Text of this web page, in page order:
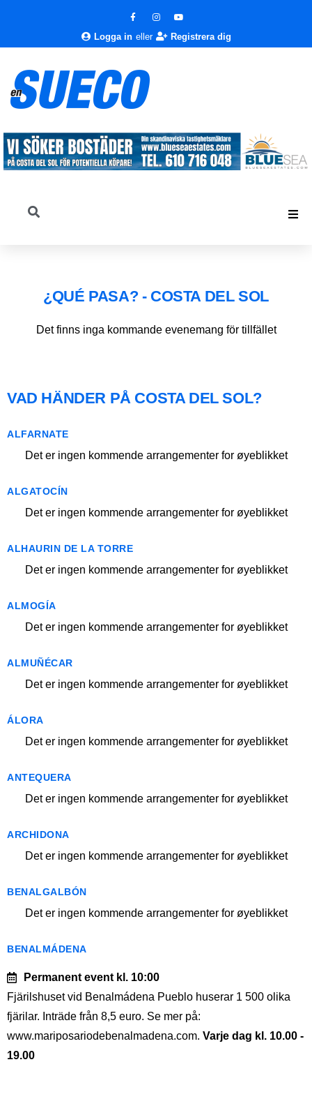
Logga in eller Registrera dig
¿QUÉ PASA? - COSTA DEL SOL
Det finns inga kommande evenemang för tillfället
VAD HÄNDER PÅ COSTA DEL SOL?
ALFARNATE
Det er ingen kommende arrangementer for øyeblikket
ALGATOCÍN
Det er ingen kommende arrangementer for øyeblikket
ALHAURIN DE LA TORRE
Det er ingen kommende arrangementer for øyeblikket
ALMOGÍA
Det er ingen kommende arrangementer for øyeblikket
ALMUÑÉCAR
Det er ingen kommende arrangementer for øyeblikket
ÁLORA
Det er ingen kommende arrangementer for øyeblikket
ANTEQUERA
Det er ingen kommende arrangementer for øyeblikket
ARCHIDONA
Det er ingen kommende arrangementer for øyeblikket
BENALGALBÓN
Det er ingen kommende arrangementer for øyeblikket
BENALMÁDENA
Permanent event kl. 10:00
Fjärilshuset vid Benalmádena Pueblo huserar 1 500 olika
fjärilar. Inträde från 8,5 euro. Se mer på:
www.mariposariodebenalmadena.com. Varje dag kl. 10.00 -
19.00